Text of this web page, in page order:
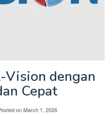
Vision dengan
Cepat
onMarch 1, 2026